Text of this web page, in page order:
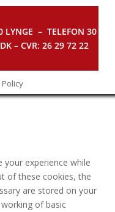
LYNGE – TELEFON 30
– CVR: 26 29 72 22
experience while
of these cookies, the
are stored on your
of basic